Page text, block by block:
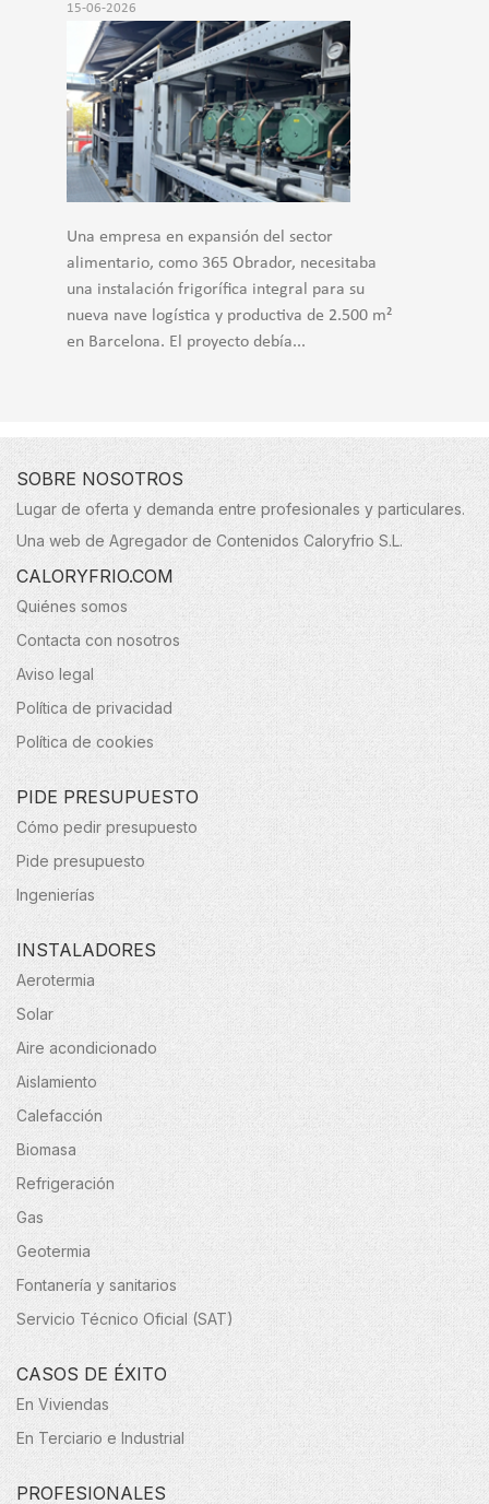
15-06-2026
Una empresa en expansión del sector
alimentario, como 365 Obrador, necesitaba
una instalación frigorífica integral para su
nueva nave logística y productiva de 2.500 m²
en Barcelona. El proyecto debía...
SOBRE NOSOTROS
Lugar de oferta y demanda entre profesionales y particulares.
Una web de Agregador de Contenidos Caloryfrio S.L.
CALORYFRIO.COM
Quiénes somos
Contacta con nosotros
Aviso legal
Política de privacidad
Política de cookies
PIDE PRESUPUESTO
Cómo pedir presupuesto
Pide presupuesto
Ingenierías
INSTALADORES
Aerotermia
Solar
Aire acondicionado
Aislamiento
Calefacción
Biomasa
Refrigeración
Gas
Geotermia
Fontanería y sanitarios
Servicio Técnico Oficial (SAT)
CASOS DE ÉXITO
En Viviendas
En Terciario e Industrial
PROFESIONALES